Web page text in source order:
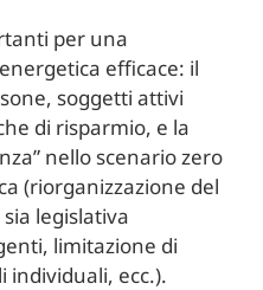
per una
efficace: il
soggetti attivi
di risparmio, e la
nello scenario zero
(riorganizzazione del
legislativa
limitazione di
individuali, ecc.).